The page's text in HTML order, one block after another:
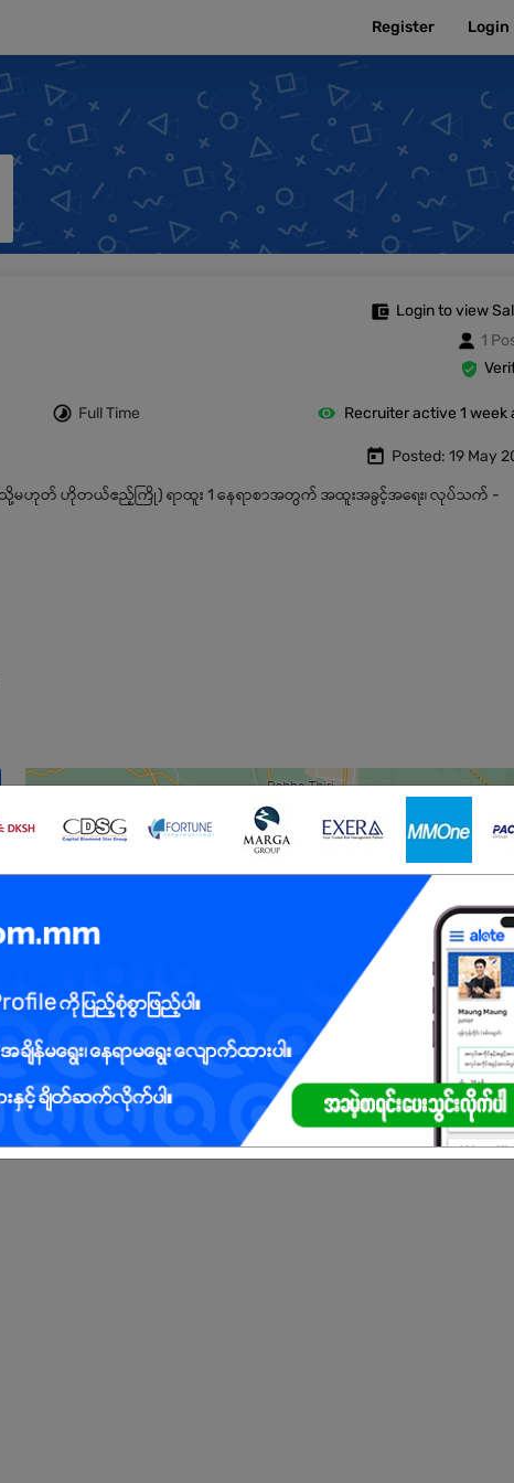
Register Login
Login to view
1
Full Time Recruiter active 1 week
Posted: 19 May
(သို့မဟုတ် ဟိုတယ်ဧည့်ကြို) ရာထူး 1 နေရာစာအတွက် အထူးအခွင့်အရေး၊ လုပ်သက် -